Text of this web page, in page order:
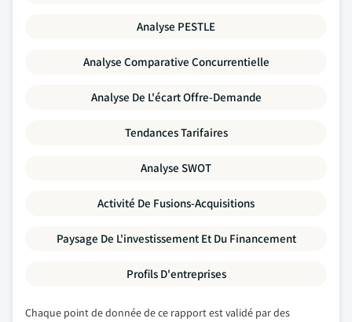
Analyse PESTLE
Analyse Comparative Concurrentielle
Analyse De L'écart Offre-Demande
Tendances Tarifaires
Analyse SWOT
Activité De Fusions-Acquisitions
Paysage De L'investissement Et Du Financement
Profils D'entreprises
Chaque point de donnée de ce rapport est validé par des